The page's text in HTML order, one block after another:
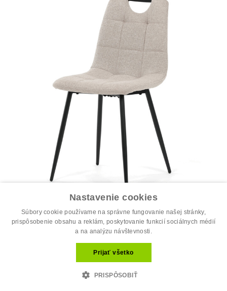
Jedálenská stolička, béžová, látka, D...
34.00 €
44.00 €
Nastavenie cookies
Súbory cookie používame na správne fungovanie našej stránky,
prispôsobenie obsahu a reklám, poskytovanie funkcií sociálnych médií
a na analýzu návštevnosti.
Prijať všetko
PRISPÔSOBIŤ